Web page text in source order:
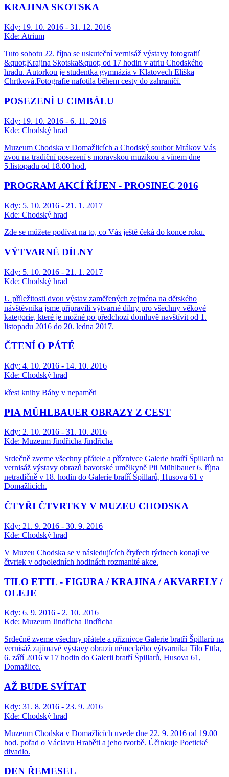
KRAJINA SKOTSKA
Kdy: 19. 10. 2016 - 31. 12. 2016
Kde: Atrium
Tuto sobotu 22. října se uskuteční vernisáž výstavy fotografií
&quot;Krajina Skotska&quot;​​ od 17 hodin v atriu Chodského
hradu. Autorkou je studentka gymnázia v Klatovech Eliška
Chrtková.Fotografie nafotila během cesty do zahraničí.
POSEZENÍ U CIMBÁLU
Kdy: 19. 10. 2016 - 6. 11. 2016
Kde: Chodský hrad
Muzeum Chodska v Domažlicích a Chodský soubor Mrákov Vás
zvou na tradiční posezení s moravskou muzikou a vínem dne
5.listopadu od 18.00 hod.
PROGRAM AKCÍ ŘÍJEN - PROSINEC 2016
Kdy: 5. 10. 2016 - 21. 1. 2017
Kde: Chodský hrad
Zde se můžete podívat na to, co Vás ještě čeká do konce roku.
VÝTVARNÉ DÍLNY
Kdy: 5. 10. 2016 - 21. 1. 2017
Kde: Chodský hrad
U příležitosti dvou výstav zaměřených zejména na dětského
návštěvníka jsme připravili výtvarné dílny pro všechny věkové
kategorie, které je možné po předchozí domluvě navštívit od 1.
listopadu 2016 do 20. ledna 2017.
ČTENÍ O PÁTÉ
Kdy: 4. 10. 2016 - 14. 10. 2016
Kde: Chodský hrad
křest knihy Báby v nepaměti
PIA MÜHLBAUER OBRAZY Z CEST
Kdy: 2. 10. 2016 - 31. 10. 2016
Kde: Muzeum Jindřicha Jindřicha
Srdečně zveme všechny přátele a příznivce Galerie bratří Špillarů na
vernisáž výstavy obrazů bavorské umělkyně Pii Mühlbauer 6. října
netradičně v 18. hodin do Galerie bratří Špillarů, Husova 61 v
Domažlicích.
ČTYŘI ČTVRTKY V MUZEU CHODSKA
Kdy: 21. 9. 2016 - 30. 9. 2016
Kde: Chodský hrad
V Muzeu Chodska se v následujících čtyřech týdnech konají ve
čtvrtek v odpoledních hodinách rozmanité akce.
TILO ETTL - FIGURA / KRAJINA / AKVARELY /
OLEJE
Kdy: 6. 9. 2016 - 2. 10. 2016
Kde: Muzeum Jindřicha Jindřicha
Srdečně zveme všechny přátele a příznivce Galerie bratří Špillarů na
vernisáž zajímavé výstavy obrazů německého výtvarníka Tilo Ettla,
6. září 2016 v 17 hodin do Galerii bratří Špillarů, Husova 61,
Domažlice.
AŽ BUDE SVÍTAT
Kdy: 31. 8. 2016 - 23. 9. 2016
Kde: Chodský hrad
Muzeum Chodska v Domažlicích uvede dne 22. 9. 2016 od 19.00
hod. pořad o Václavu Hraběti a jeho tvorbě. Účinkuje Poetické
divadlo.
DEN ŘEMESEL